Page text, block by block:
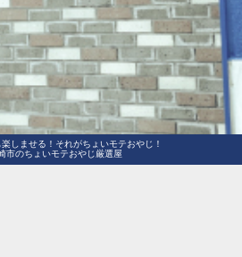
しませる！それがちょいモテおやじ！
市のちょいモテおやじ厳選屋